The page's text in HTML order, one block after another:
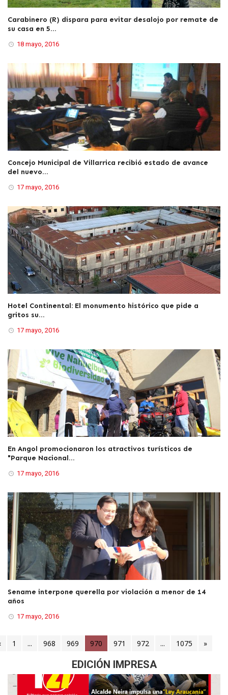
Carabinero (R) dispara para evitar desalojo por remate de
su casa en 5...
18 mayo, 2016
Concejo Municipal de Villarrica recibió estado de avance
del nuevo...
17 mayo, 2016
Hotel Continental: El monumento histórico que pide a
gritos su...
17 mayo, 2016
En Angol promocionaron los atractivos turísticos de
"Parque Nacional...
17 mayo, 2016
Sename interpone querella por violación a menor de 14
años
17 mayo, 2016
1 ... 968 969 970 (current)
971 972 ... 1075 »
EDICIÓN IMPRESA